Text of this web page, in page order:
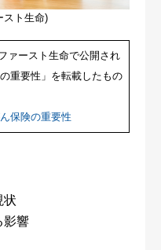
スト生命)
ァースト生命で公開され
重要性」を転載したもの
保険の重要性
状
影響